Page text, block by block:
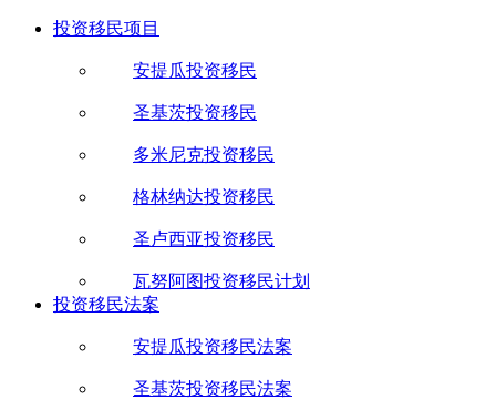
投资移民项目
安提瓜投资移民
圣基茨投资移民
多米尼克投资移民
格林纳达投资移民
圣卢西亚投资移民
瓦努阿图投资移民计划
投资移民法案
安提瓜投资移民法案
圣基茨投资移民法案